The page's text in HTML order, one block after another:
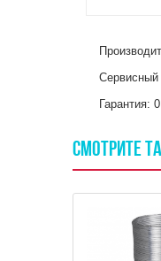
Сервисный
Гарантия:
СМОТРИТЕ